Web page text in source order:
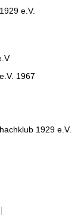
e.V.
1967
1929 e.V.